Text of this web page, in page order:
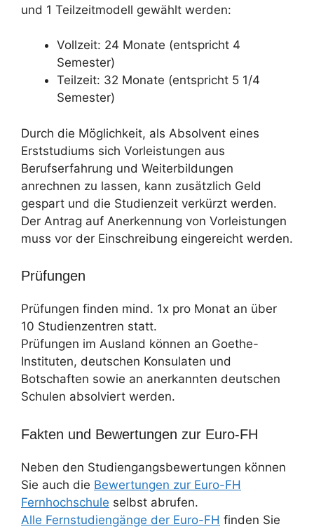
und 1 Teilzeitmodell gewählt werden:
Vollzeit: 24 Monate (entspricht 4
Semester)
Teilzeit: 32 Monate (entspricht 5 1/4
Semester)
Durch die Möglichkeit, als Absolvent eines
Erststudiums sich Vorleistungen aus
Berufserfahrung und Weiterbildungen
anrechnen zu lassen, kann zusätzlich Geld
gespart und die Studienzeit verkürzt werden.
Der Antrag auf Anerkennung von Vorleistungen
muss vor der Einschreibung eingereicht werden.
Prüfungen
Prüfungen finden mind. 1x pro Monat an über
10 Studienzentren statt.
Prüfungen im Ausland können an Goethe-
Instituten, deutschen Konsulaten und
Botschaften sowie an anerkannten deutschen
Schulen absolviert werden.
Fakten und Bewertungen zur Euro-FH
Neben den Studiengangsbewertungen können
Sie auch die Bewertungen zur Euro-FH
Fernhochschule selbst abrufen.
Alle Fernstudiengänge der Euro-FH finden Sie